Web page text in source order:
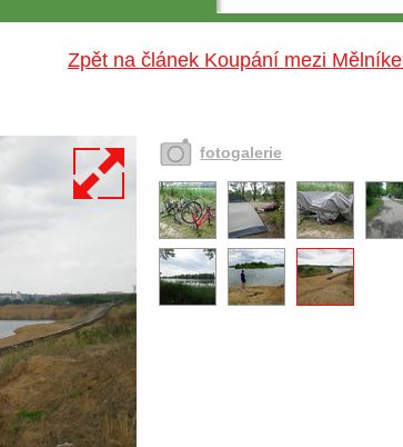
Zpět na článek Koupání mezi
fotogalerie